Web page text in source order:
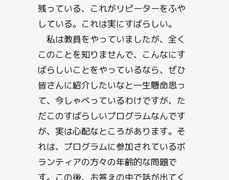
残っている、これがリピーターをふや
している。これは実にすばらしい。
私は教員をやっていましたが、全く
このことを知りませんで、こんなにす
ばらしいことをやっているなら、ぜひ
皆さんに紹介したいなと一生懸命思っ
て、今しゃべっているわけですが、た
だこのすばらしいプログラムなんです
が、実は心配なところがあります。そ
れは、プログラムに参加されているボ
ランティアの方々の年齢的な問題で
す。この後、お答えの中で話が出てく